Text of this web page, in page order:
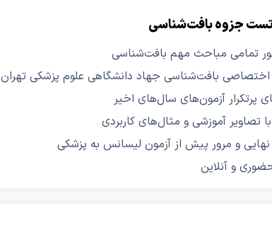
تست جزوه بافت‌شناسی
تمامی مباحث مهم بافت‌شناسی
بافت‌شناسی جهاد دانشگاهی علوم پزشکی تهران
آزمون‌های سال‌های اخیر
تصاویر آموزشی و مثال‌های کاربردی
و مرور پیش از آزمون لیسانس به پزشکی
و آنلاین